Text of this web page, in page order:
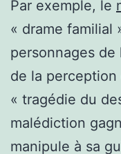
Par exemple, le
« drame familial
personnages de
de la
« tragédie du
malédiction
manipule à sa